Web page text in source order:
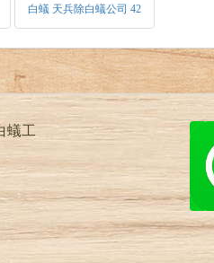
白蟻 天兵除白蟻公司 42
蟻工